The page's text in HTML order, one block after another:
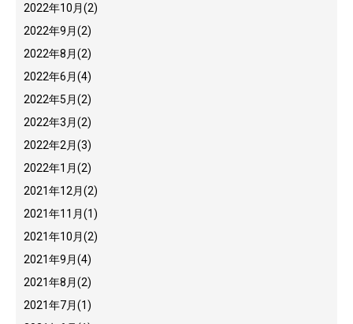
2022年10月(2)
2022年9月(2)
2022年8月(2)
2022年6月(4)
2022年5月(2)
2022年3月(2)
2022年2月(3)
2022年1月(2)
2021年12月(2)
2021年11月(1)
2021年10月(2)
2021年9月(4)
2021年8月(2)
2021年7月(1)